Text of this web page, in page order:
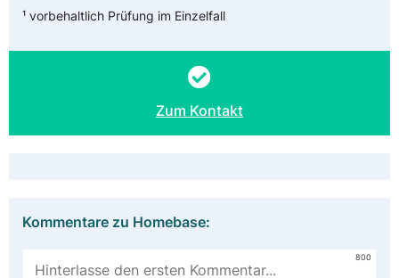
¹ vorbehaltlich Prüfung im Einzelfall
Zum Kontakt
Kommentare zu Homebase:
800